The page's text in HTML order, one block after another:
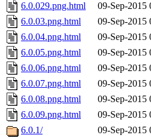
6.0.029.png.html
09-Sep-2015
6.0.03.png.html
09-Sep-2015
6.0.04.png.html
09-Sep-2015
6.0.05.png.html
09-Sep-2015
6.0.06.png.html
09-Sep-2015
6.0.07.png.html
09-Sep-2015
6.0.08.png.html
09-Sep-2015
6.0.09.png.html
09-Sep-2015
6.0.1/
09-Sep-2015